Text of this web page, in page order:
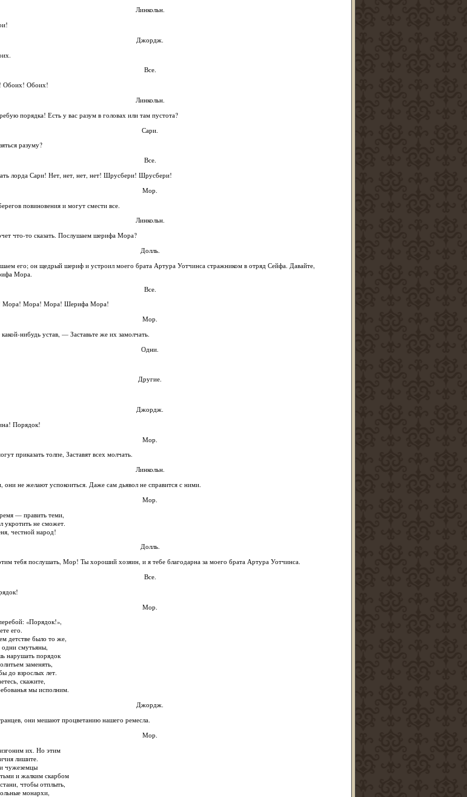
Линкольн.
Джордж.
Все.
Обоих! Обоих!
Линкольн.
порядка! Есть у вас разум в головах или там пустота?
Сари.
разуму?
Все.
лорда Сари! Нет, нет, нет, нет! Шрусбери! Шрусбери!
Мор.
повиновения и могут смести все.
Линкольн.
что-то сказать. Послушаем шерифа Мора?
Долль.
его; он щедрый шериф и устроил моего брата Артура Уотчинса стражником в отряд Сейфа. Давайте,
Мора.
Все.
Мора! Мора! Мора! Шерифа Мора!
Мор.
какой-нибудь устав, — Заставьте же их замолчать.
Одни.
Другие.
Джордж.
Порядок!
Мор.
приказать толпе, Заставят всех молчать.
Линкольн.
они не желают успокоиться. Даже сам дьявол не справится с ними.
Мор.
— править теми,
укротить не сможет.
честной народ!
Долль.
тебя послушать, Мор! Ты хороший хозяин, и я тебе благодарна за моего брата Артура Уотчинса.
Все.
Мор.
«Порядок!»,
его.
детстве было то же,
смутьяны,
нарушать порядок
заменять,
до взрослых лет.
скажите,
мы исполним.
Джордж.
они мешают процветанию нашего ремесла.
Мор.
их. Но этим
лишите.
чужеземцы
и жалким скарбом
чтобы отплыть,
монархи,